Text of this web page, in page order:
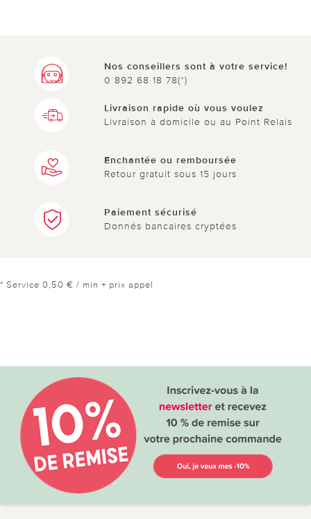
Nos conseillers sont à votre service!
0 892 68 18 78(*)
Livraison rapide où vous voulez
Livraison à domicile ou au Point Relais
Enchantée ou remboursée
Retour gratuit sous 15 jours
Paiement sécurisé
Donnés bancaires cryptées
* Service 0,50 € / min + prix appel